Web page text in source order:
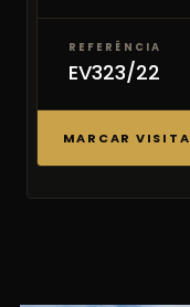
REFERÊNCIA
EV323/22
MARCAR VISITA